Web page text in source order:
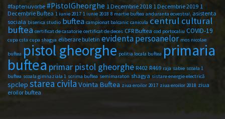
#faptenuvorbe #PistolGheorghe 1 Decembrie 2018 1 Decembrie 2019 1
Decembrie Buftea 1 iunie 2017 1 iunie 2018 8 martie buftea anduranta ecvestra\ asistenta
sociala biserica studio buftea campionat balcanic canicula centrul cultural
buftea certificat de casatorie certificat de deces CFR Buftea cod portocaliu COVID-19
cupa csta cupa shagya eliberare buletin evidenta persoanelor mos nicolae
buftea pistol gheorghe politia locala buftea primaria
buftea primar pistol gheorghe R402 R469 raja sabie scoala 1
buftea scoala gimnaziala 1 scrima buftea semimaraton shagya sistare energie electrică
spclep starea civila Vointa Buftea ziua eroilor 2017 ziua eroilor 2018 ziua
eroilor buftea